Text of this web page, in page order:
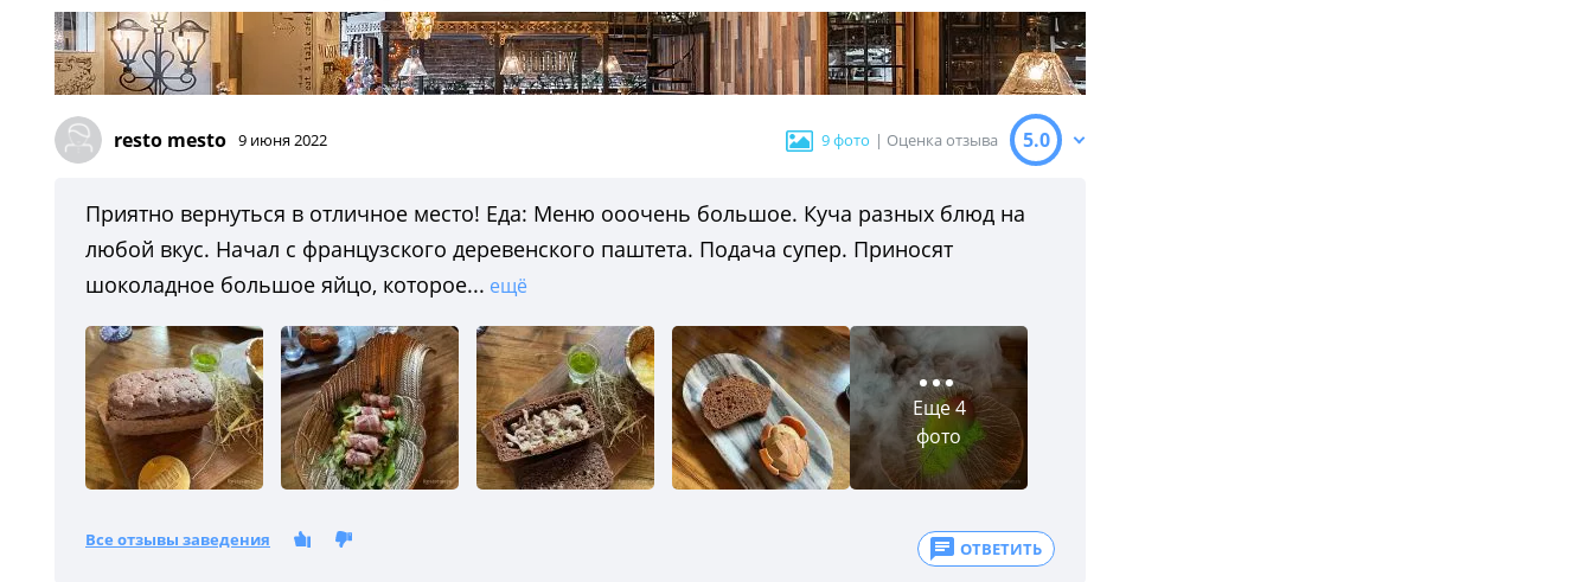
resto mesto 9 июня 2022 9 фото | Оценка отзыва 5.0
Приятно вернуться в отличное место! Еда: Меню ооочень большое. Куча разных блюд на
любой вкус. Начал с французского деревенского паштета. Подача супер. Приносят
шоколадное большое яйцо, которое... ещё
Еще 4
фото
Все отзывы заведения ОТВЕТИТЬ